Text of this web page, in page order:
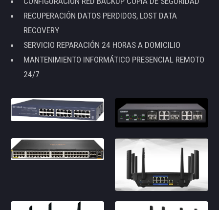
RECUPERACIÓN DATOS PERDIDOS, LOST DATA
RECOVERY
SERVICIO REPARACIÓN 24 HORAS A DOMICILIO
MANTENIMIENTO INFORMÁTICO PRESENCIAL REMOTO
24/7